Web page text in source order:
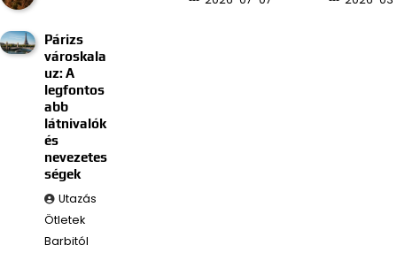
Párizs
városkala
uz: A
legfontos
abb
látnivalók
és
nevezetes
ségek
Utazás
Ötletek
Barbitól